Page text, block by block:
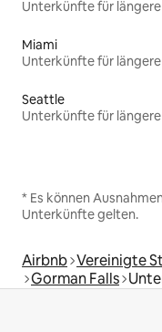
Miami
Seattle
* Es können
Unterkünfte gelten.
Airbnb Vereinigte
Gorman Falls